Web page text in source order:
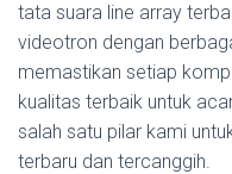
tata suara line array
videotron dengan
memastikan setiap
kualitas terbaik untuk
salah satu pilar kami
terbaru dan tercanggih.